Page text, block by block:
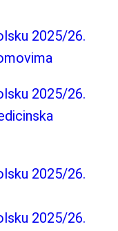
2025/26.
2025/26.
2025/26.
2025/26.